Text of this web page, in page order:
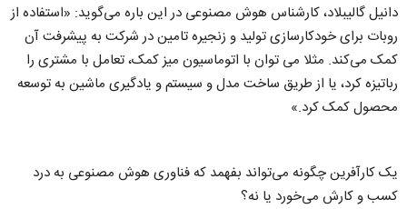
دانیل گالیبلاد،‌ کارشناس هوش مصنوعی در این باره می‌گوید:‌ «استفاده از
روبات برای خودکارسازی تولید و زنجیره تامین در شرکت به پیشرفت آن
کمک می‌کند. مثلا می توان با اتوماسیون میز کمک، تعامل با مشتری را
رباتیزه کرد، یا از طریق ساخت مدل و سیستم و یادگیری ماشین به توسعه
محصول کمک کرد.»
​یک کارآفرین چگونه می‌تواند بفهمد که فناوری هوش مصنوعی به درد
کسب و کارش می‌خورد یا نه؟‌